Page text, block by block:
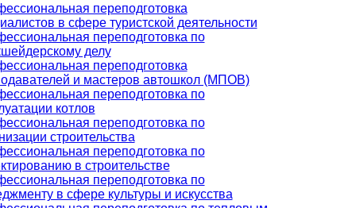
переподготовка
в сфере туристской деятельности
переподготовка по
делу
переподготовка
и мастеров автошкол (МПОВ)
переподготовка по
котлов
переподготовка по
строительства
переподготовка по
в строительстве
переподготовка по
в сфере культуры и искусства